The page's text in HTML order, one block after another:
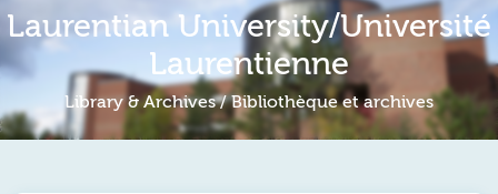
Laurentian University/Université
Laurentienne
Library & Archives / Bibliothèque et archives